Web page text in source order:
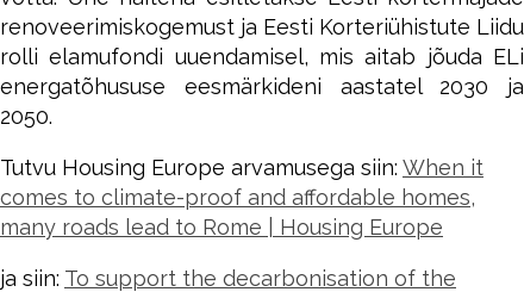
renoveerimiskogemust ja Eesti Korteriühistute Liidu
rolli elamufondi uuendamisel, mis aitab jõuda ELi
energatõhususe eesmärkideni aastatel 2030 ja
2050.
Tutvu Housing Europe arvamusega siin: When it
comes to climate-proof and affordable homes,
many roads lead to Rome | Housing Europe
ja siin: To support the decarbonisation of the